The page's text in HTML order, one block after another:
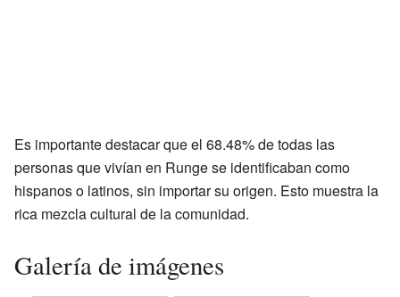
Es importante destacar que el 68.48% de todas las
personas que vivían en Runge se identificaban como
hispanos o latinos, sin importar su origen. Esto muestra la
rica mezcla cultural de la comunidad.
Galería de imágenes